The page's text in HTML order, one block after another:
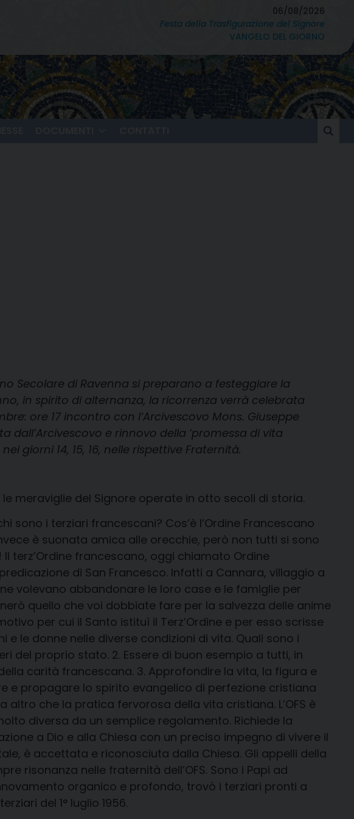
06/08/2026
Festa della Trasfigurazione del Signore
VANGELO DEL GIORNO
Secolare di Ravenna si preparano a festeggiare la
in spirito di alternanza, la ricorrenza verrà celebrata
ore 17 incontro con l’Arcivescovo Mons. Giuseppe
dall’Arcivescovo e rinnovo della ‘promessa di vita
giorni 14, 15, 16, nelle rispettive Fraternità.
meraviglie del Signore operate in otto secoli di storia.
i terziari francescani? Cos’è l’Ordine Francescano
è suonata amica alle orecchie, però non tutti si sono
terz’Ordine francescano, oggi chiamato Ordine
di San Francesco. Infatti a Cannara, villaggio a
volevano abbandonare le loro case e le famiglie per
quello che voi dobbiate fare per la salvezza delle anime
per cui il Santo istituì il Terz’Ordine e per esso scrisse
le donne nelle diverse condizioni di vita. Quali sono i
del proprio stato. 2. Essere di buon esempio a tutti, in
carità francescana. 3. Approfondire la vita, la figura e
e propagare lo spirito evangelico di perfezione cristiana
che la pratica fervorosa della vita cristiana. L’OFS è
diversa da un semplice regolamento. Richiede la
a Dio e alla Chiesa con un preciso impegno di vivere il
è accettata e riconosciuta dalla Chiesa. Gli appelli della
risonanza nelle fraternità dell’OFS. Sono i Papi ad
organico e profondo, trovò i terziari pronti a
del 1° luglio 1956.